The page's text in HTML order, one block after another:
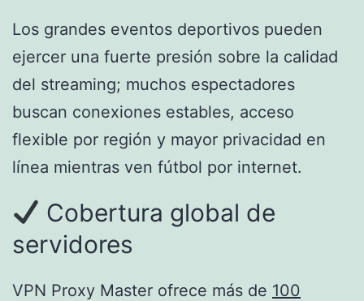
Los grandes eventos deportivos pueden
ejercer una fuerte presión sobre la calidad
del streaming; muchos espectadores
buscan conexiones estables, acceso
flexible por región y mayor privacidad en
línea mientras ven fútbol por internet.
Cobertura global de
servidores
VPN Proxy Master ofrece más de 100